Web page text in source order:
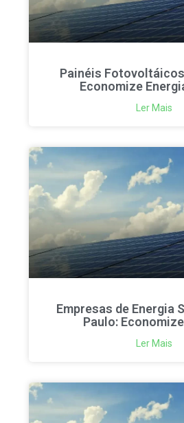
Painéis
Economize
Ler Mais
Empresas de Energia
Paulo:
Ler Mais